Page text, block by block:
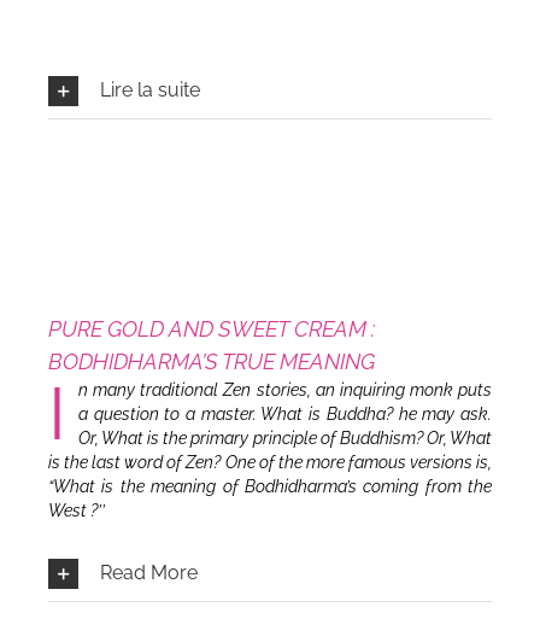
Lire la suite
PURE GOLD AND SWEET CREAM :
BODHIDHARMA’S TRUE MEANING
I
n many traditional Zen stories, an inquiring monk puts
a question to a master. What is Buddha? he may ask.
Or, What is the primary principle of Buddhism? Or, What
is the last word of Zen? One of the more famous versions is,
“What is the meaning of Bodhidharma’s coming from the
West ?’’
Read More